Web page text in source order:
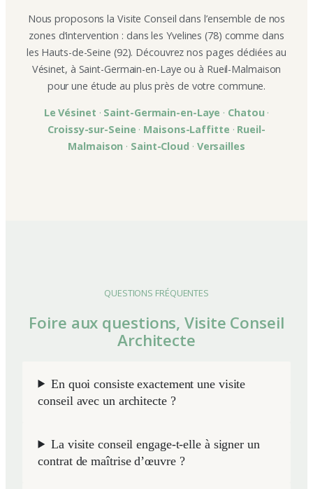
Nous proposons la Visite Conseil dans l’ensemble de nos
zones d’intervention : dans les Yvelines (78) comme dans
les Hauts-de-Seine (92). Découvrez nos pages dédiées au
Vésinet, à Saint-Germain-en-Laye ou à Rueil-Malmaison
pour une étude au plus près de votre commune.
Le Vésinet · Saint-Germain-en-Laye · Chatou ·
Croissy-sur-Seine · Maisons-Laffitte · Rueil-
Malmaison · Saint-Cloud · Versailles
QUESTIONS FRÉQUENTES
Foire aux questions, Visite Conseil
Architecte
En quoi consiste exactement une visite
conseil avec un architecte ?
La visite conseil engage-t-elle à signer un
contrat de maîtrise d’œuvre ?